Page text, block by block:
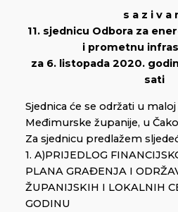
s a z i v a
11. sjednicu Odbora za
i prometnu
za 6. listopada 2020.
sati
Sjednica će se održati u maloj
Međimurske županije, u
Za sjednicu predlažem
1. A)PRIJEDLOG
PLANA GRAĐENJA I
ŽUPANIJSKIH I LOKALNIH
GODINU